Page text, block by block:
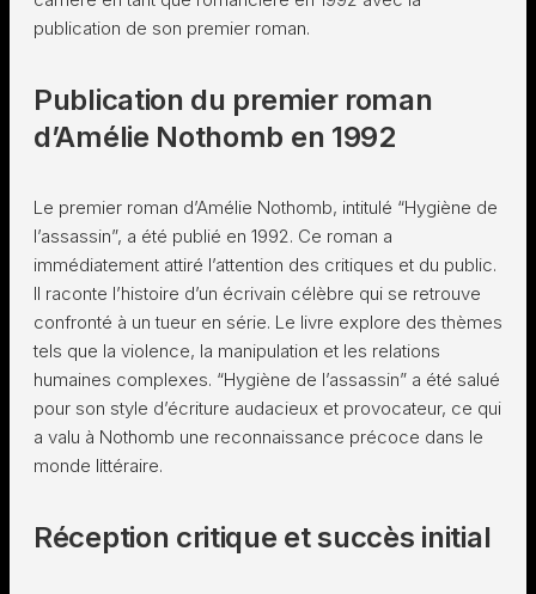
publication de son premier roman.
Publication du premier roman
d’Amélie Nothomb en 1992
Le premier roman d’Amélie Nothomb, intitulé “Hygiène de
l’assassin”, a été publié en 1992. Ce roman a
immédiatement attiré l’attention des critiques et du public.
Il raconte l’histoire d’un écrivain célèbre qui se retrouve
confronté à un tueur en série. Le livre explore des thèmes
tels que la violence, la manipulation et les relations
humaines complexes. “Hygiène de l’assassin” a été salué
pour son style d’écriture audacieux et provocateur, ce qui
a valu à Nothomb une reconnaissance précoce dans le
monde littéraire.
Réception critique et succès initial